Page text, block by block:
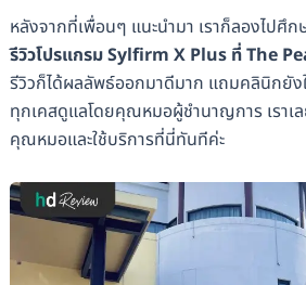
หลังจากที่เพื่อนๆ แนะนำมา เราก็ลองไปศึ
รีวิวโปรแกรม Sylfirm X Plus ที่ The
รีวิวก็ได้ผลลัพธ์ออกมาดีมาก แถมคลินิกยัง
ทุกเคสดูแลโดยคุณหมอผู้ชำนาญการ เราเ
คุณหมอและใช้บริการที่นี่ทันทีค่ะ